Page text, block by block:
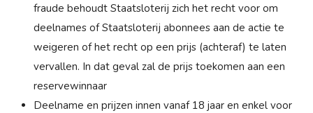
fraude behoudt Staatsloterij zich het recht voor om
deelnames of Staatsloterij abonnees aan de actie te
weigeren of het recht op een prijs (achteraf) te laten
vervallen. In dat geval zal de prijs toekomen aan een
reservewinnaar
Deelname en prijzen innen vanaf 18 jaar en enkel voor